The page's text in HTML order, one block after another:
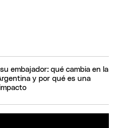
embajador: qué cambia en la
y por qué es una